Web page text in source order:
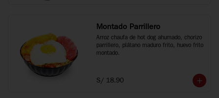
Montado Parrillero
Arroz chaufa de hot dog ahumado, chorizo
parrillero, plátano maduro frito, huevo frito
montado.
S/ 18.90